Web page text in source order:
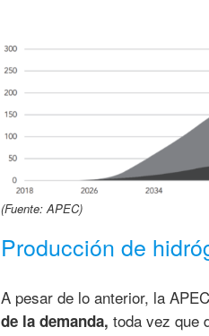
(Fuente: APEC)
Producción de
A pesar de lo anterior, la
de la demanda, toda vez que